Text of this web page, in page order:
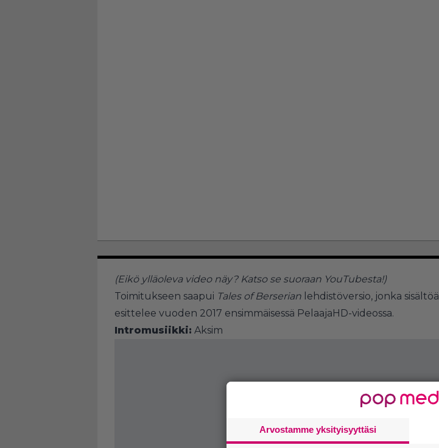
(Eikö ylläoleva video näy? Katso se suoraan YouTubesta!)
Toimitukseen saapui Tales of Berserian lehdistöversio, jonka sisältöä
esittelee vuoden 2017 ensimmäisessä PelaajaHD-videossa.
Intromusiikki: Aksim
Arvostamme yksityisyyttäsi